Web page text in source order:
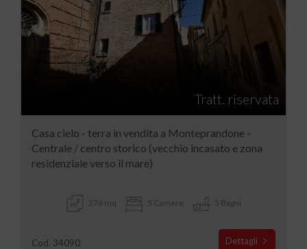
Tratt. riservata
Casa cielo - terra in vendita a Monteprandone -
Centrale / centro storico (vecchio incasato e zona
residenziale verso il mare)
276 mq 5 Camere 3 Bagni
Cod. 34090 Dettagli